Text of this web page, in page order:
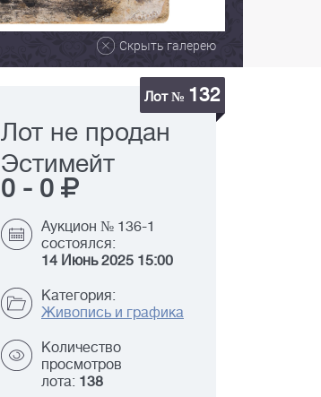
Скрыть галерею
Лот № 132
Лот не продан
Эстимейт
0 - 0
Аукцион № 136-1
состоялся:
14 Июнь 2025 15:00
Категория:
Живопись и графика
Количество
просмотров
лота: 138